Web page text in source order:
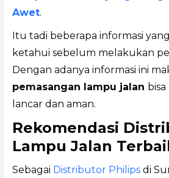
Awet.
Itu tadi beberapa informasi
ketahui sebelum melakukan
Dengan adanya informasi ini
pemasangan lampu jalan
lancar dan aman.
Rekomendasi
Lampu Jalan
Sebagai Distributor Philips di